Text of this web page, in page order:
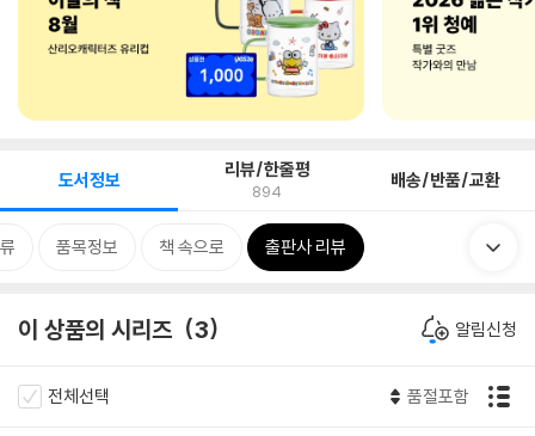
도서정보 리뷰/한줄평
894 배송/반품/교환
품목정보 책 속으로 출판사 리뷰
이 상품의 시리즈 3 알림신청
전체선택 품절포함